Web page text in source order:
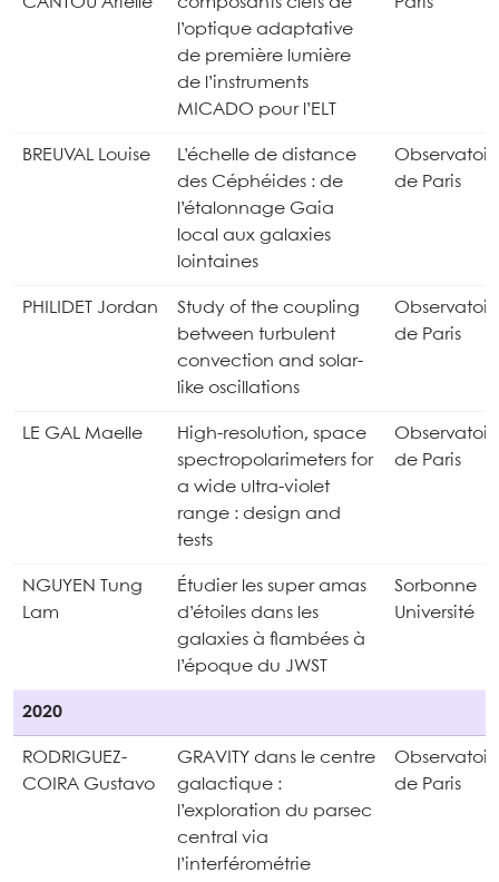
l’optique adaptative
de première lumière
de l’instruments
MICADO pour l’ELT
BREUVAL Louise
L’échelle de distance
des Céphéides : de
l’étalonnage Gaia
local aux galaxies
lointaines
de Paris
PHILIDET Jordan
Study of the coupling
between turbulent
convection and solar-
like oscillations
de Paris
LE GAL Maelle
High-resolution, space
spectropolarimeters for
a wide ultra-violet
range : design and
tests
de Paris
NGUYEN Tung
Lam
Étudier les super amas
d’étoiles dans les
galaxies à flambées à
l’époque du JWST
Sorbonne
Université
2020
RODRIGUEZ-
COIRA Gustavo
GRAVITY dans le centre
galactique :
l’exploration du parsec
central via
l’interférométrie
de Paris